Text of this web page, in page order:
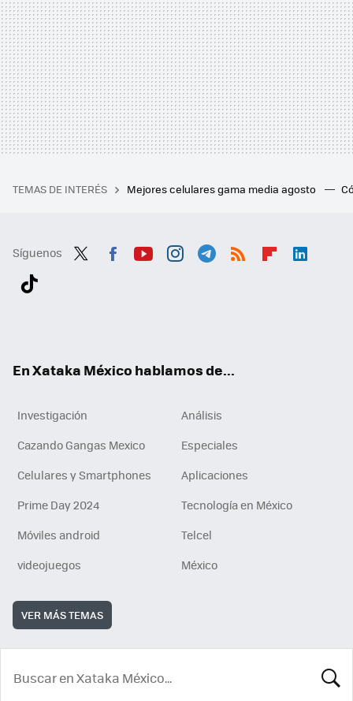
TEMAS DE INTERÉS Mejores celulares gama media agosto
Síguenos
En Xataka México hablamos de...
Investigación
Análisis
Cazando Gangas Mexico
Especiales
Celulares y Smartphones
Aplicaciones
Prime Day 2024
Tecnología en México
Móviles android
Telcel
videojuegos
México
VER MÁS TEMAS